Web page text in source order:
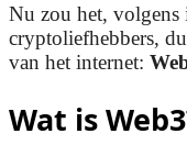
Nu zou het, volgens
cryptoliefhebbers,
van het internet:
Wat is